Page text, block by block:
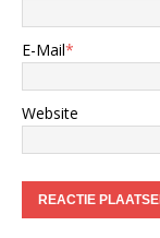
E-Mail*
Website